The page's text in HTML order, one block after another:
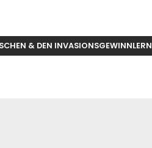
& DEN INVASIONSGEWINNLERN